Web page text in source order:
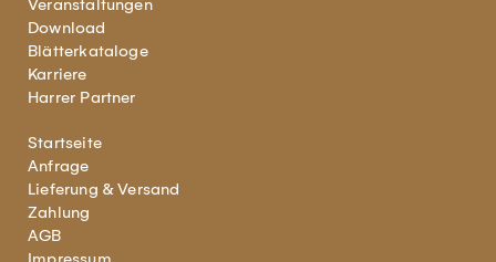
Download
Blätterkataloge
Karriere
Harrer Partner
Startseite
Anfrage
Lieferung & Versand
Zahlung
AGB